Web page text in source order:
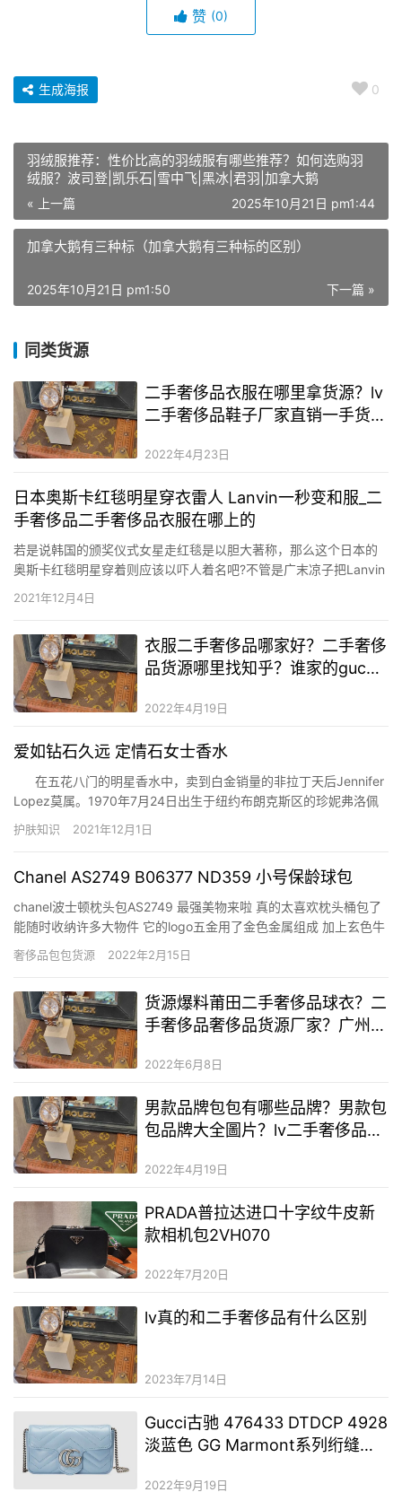
赞 (0)
0
生成海报
羽绒服推荐：性价比高的羽绒服有哪些推荐？如何选购羽
绒服？波司登|凯乐石|雪中飞|黑冰|君羽|加拿大鹅
« 上一篇 2025年10月21日 pm1:44
加拿大鹅有三种标（加拿大鹅有三种标的区别）
下一篇 »
2025年10月21日 pm1:50
同类货源
二手奢侈品衣服在哪里拿货源？lv
二手奢侈品鞋子厂家直销一手货
货便宜
2022年4月23日
日本奥斯卡红毯明星穿衣雷人 Lanvin一秒变和服_二
手奢侈品二手奢侈品衣服在哪上的
若是说韩国的颁奖仪式女星走红毯是以胆大著称，那么这个日本的
奥斯卡红毯明星穿着则应该以吓人着名吧?不管是广末凉子把Lanvin
的制服穿出了和服的气质，照样武井咲把gucci的白色制服穿出了修
女装的感受，都十足让人跌破眼球。 Lanvin的蓝色斜肩制服用纰谬
2021年12月4日
衣服二手奢侈品哪家好？二手奢侈
品货源哪里找知乎？谁家的gucci
2022年4月19日
爱如钻石久远 定情石女士香水
在五花八门的明星香水中，卖到白金销量的非拉丁天后Jennifer
Lopez莫属。1970年7月24日出生于纽约布朗克斯区的珍妮弗洛佩
兹Jennifer Lopez，是来自波多黎各的拉丁后裔，全身散发着拉丁
人的性感与热情。90年月初期，洛佩兹在一些…
护肤知识 2021年12月1日
Chanel AS2749 B06377 ND359 小号保龄球包
chanel波士顿枕头包AS2749 最强美物来啦 真的太喜欢枕头桶包了
能随时收纳许多大物件 它的logo五金用了金色金属组成 加上玄色牛
皮 金色五金配色不要太帅没有任何其余装饰 一眼看已往就是高级！
时髦又适用 小牛皮与金色金属 淡紫 15 × 22.5 × 13 cmin 参考: A…
奢侈品包包货源 2022年2月15日
货源爆料莆田二手奢侈品球衣？二
手奢侈品奢侈品货源厂家？广州二
2022年6月8日
男款品牌包包有哪些品牌？男款包
包品牌大全圖片？lv二手奢侈品什
2022年4月19日
PRADA普拉达进口十字纹牛皮新
款相机包2VH070
2022年7月20日
lv真的和二手奢侈品有什么区别
2023年7月14日
Gucci古驰 476433 DTDCP 4928
淡蓝色 GG Marmont系列绗缝皮
2022年9月19日